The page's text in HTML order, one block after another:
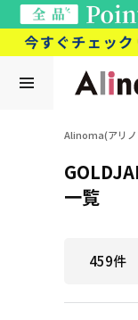
Alinoma(アリ
一覧
459件